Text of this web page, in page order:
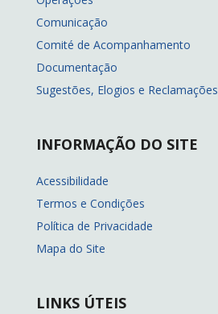
Comunicação
Comité de Acompanhamento
Documentação
Sugestões, Elogios e Reclamações
INFORMAÇÃO DO SITE
Acessibilidade
Termos e Condições
Política de Privacidade
Mapa do Site
LINKS ÚTEIS